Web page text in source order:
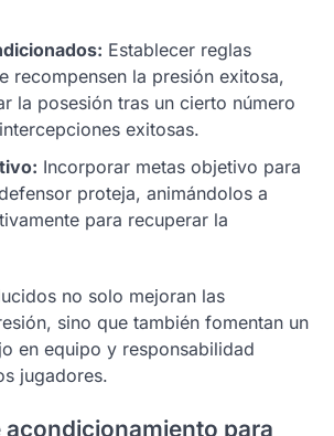
Establecer reglas
recompensen la presión exitosa,
la posesión tras un cierto número
exitosas.
Incorporar metas objetivo para
proteja, animándolos a
para recuperar la
no solo mejoran las
sino que también fomentan un
en equipo y responsabilidad
jugadores.
acondicionamiento para